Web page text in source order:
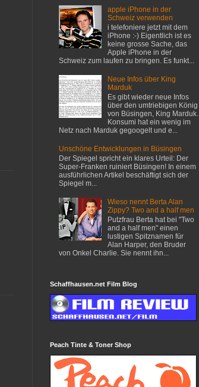
apple iPhone in der
Schweiz verwenden
i telefoniere jetzt mit dem
iPhone :-) Eigentlich ist es
keine grosse Sache, das
Apple iPhone in der
Schweiz zum laufen zu bringen. Es funkt...
Neue Infos über King
Marduk
Es gibt wieder neue Infos
über den umtriebigen König
von Büsingen, King Marduk.
Konsumi hat ein wenig im
Netz nach Marduk gegoogelt und e...
Unschöne Entwicklungen in Büsingen
Der Spiegel spricht ein klares Urteil: Der
Super-Franken ruiniert Büsingen! In einem
ausführlichen Artikel beschäftigt sich der
Spiegel m...
Wieso nennt Berta Alan
Zippy? Two and a half men
Putzfrau Berta hat bei "Two
and a half men" einen
lustigen Spitznamen für
Alan Harper, den Bruder
von Onkel Charlie. Sie nennt ihn...
Schaffhausen.net Film Blog
Peach Tinte & Toner Shop